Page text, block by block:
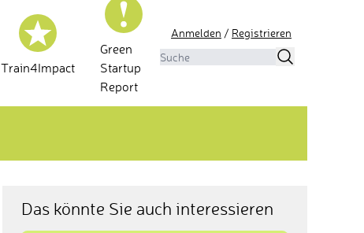
Train4Impact
Green
Startup
Report
Anmelden / Registrieren
Das könnte Sie auch interessieren